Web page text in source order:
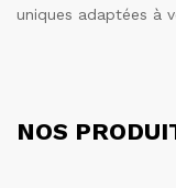
uniques adaptées à
NOS